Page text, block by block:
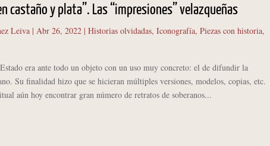
castaño y plata”. Las “impresiones” velazqueñas
Leiva| Abr 26, 2022| Historias olvidadas, Iconografía, Piezas con historia,
era ante todo un objeto con un uso muy concreto: el de difundir la
Su finalidad hizo que se hicieran múltiples versiones, modelos, copias, etc.
aún hoy encontrar gran número de retratos de soberanos...